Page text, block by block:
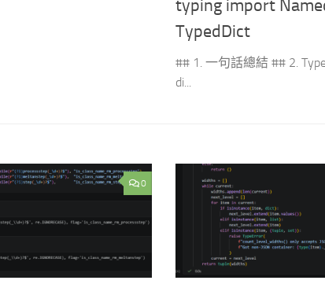
typing import
TypedDict
## 1. 一句話總結 ## 2.
di...
0